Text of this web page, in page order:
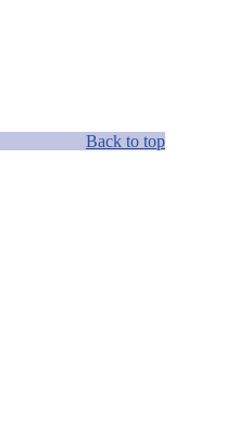
Back to top